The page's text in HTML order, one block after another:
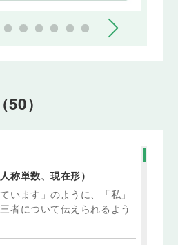
）
称単数、現在形）
います」のように、「私」
者について伝えられるよう